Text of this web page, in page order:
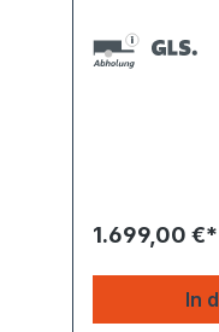
1.699,00 €*
In